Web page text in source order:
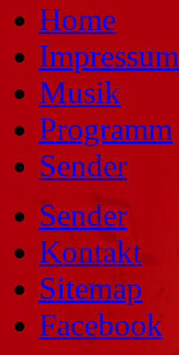
Home
Impressum
Musik
Programm
Sender
Sender
Kontakt
Sitemap
Facebook